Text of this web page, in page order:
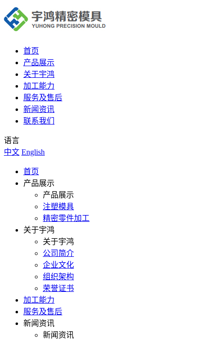
首页
产品展示
关于宇鸿
加工能力
服务及售后
新闻资讯
联系我们
语言
中文 English
首页
产品展示
产品展示
注塑模具
精密零件加工
关于宇鸿
关于宇鸿
公司简介
企业文化
组织架构
荣誉证书
加工能力
服务及售后
新闻资讯
新闻资讯